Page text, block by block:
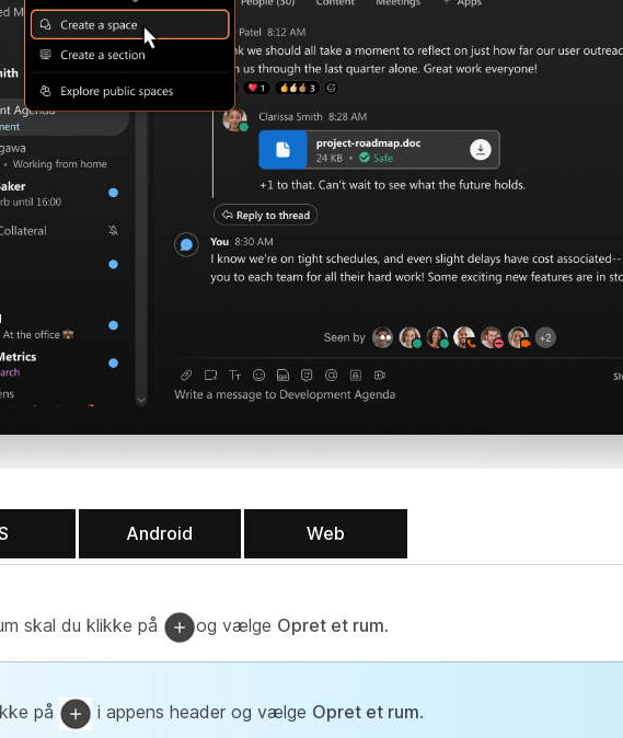
Android Web
skal du klikke på og vælge Opret et rum.
på i appens header og vælge Opret et rum.